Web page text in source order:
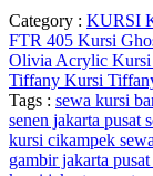
Category : KURSI
FTR 405 Kursi
Olivia Acrylic Kursi
Tiffany Kursi
Tags : sewa kursi
senen jakarta pusat
kursi cikampek
gambir jakarta pusat